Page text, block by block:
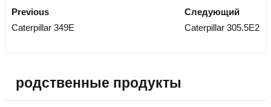
Previous
Caterpillar 349E
Следующий
Caterpillar 305.5E2
родственные продукты